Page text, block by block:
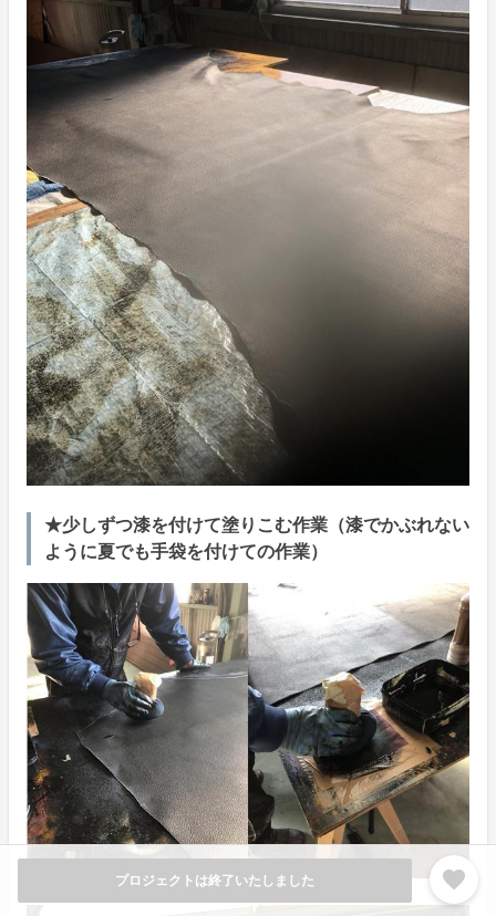
プロジェクトは終了いたしました favorite
★少しずつ漆を付けて塗りこむ作業（漆でかぶれない
ように夏でも手袋を付けての作業）